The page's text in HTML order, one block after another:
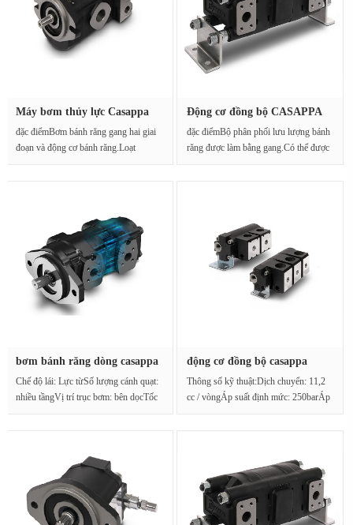
Máy bơm thủy lực Casappa
đặc điểmBơm bánh răng gang hai giai
đoạn và động cơ bánh răng.Loạt
Động cơ đồng bộ CASAPPA
đặc điểmBộ phân phối lưu lượng bánh
răng được làm bằng gang.Có thể được
bơm bánh răng dòng casappa
Chế độ lái: Lực từSố lượng cánh quạt:
nhiều tầngVị trí trục bơm: bên dọcTốc
động cơ đồng bộ casappa
Thông số kỹ thuật:Dịch chuyển: 11,2
cc / vòngÁp suất định mức: 250barÁp